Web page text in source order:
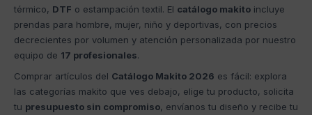
térmico, DTF o estampación textil. El catálogo makito incluye
prendas para hombre, mujer, niño y deportivas, con precios
decrecientes por volumen y atención personalizada por nuestro
equipo de 17 profesionales.
Comprar artículos del Catálogo Makito 2026 es fácil: explora
las categorías makito que ves debajo, elige tu producto, solicita
tu presupuesto sin compromiso, envíanos tu diseño y recibe tu